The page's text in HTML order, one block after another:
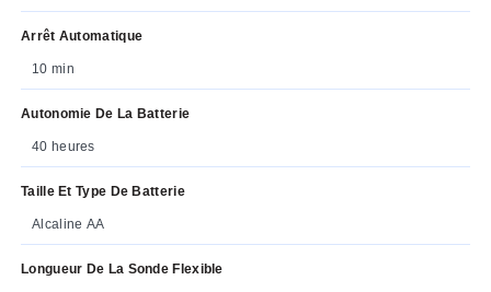
Arrêt Automatique
10 min
Autonomie De La Batterie
40 heures
Taille Et Type De Batterie
Alcaline AA
Longueur De La Sonde Flexible